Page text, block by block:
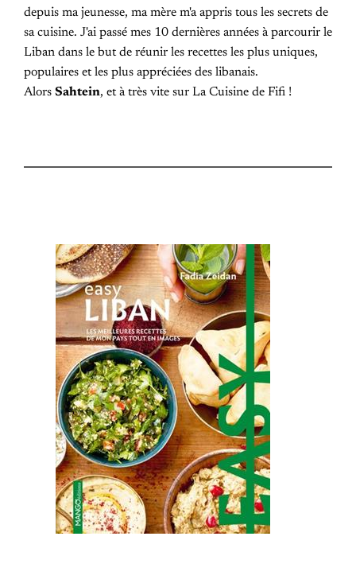
depuis ma jeunesse, ma mère m'a appris tous les secrets de
sa cuisine. J'ai passé mes 10 dernières années à parcourir le
Liban dans le but de réunir les recettes les plus uniques,
populaires et les plus appréciées des libanais.
Alors Sahtein, et à très vite sur La Cuisine de Fifi !